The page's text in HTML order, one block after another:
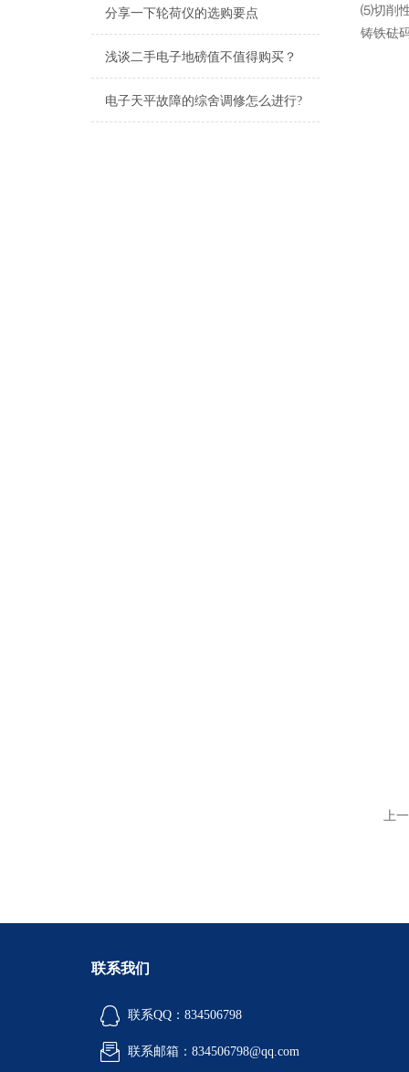
分享一下轮荷仪的选购要点
浅谈二手电子地磅值不值得购买？
电子天平故障的综舍调修怎么进行?
⑸切削
铸铁砝
上
联系我们
联系QQ：834506798
联系邮箱：834506798@qq.com